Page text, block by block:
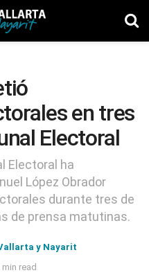
en tres
Electoral
Electoral ha
López Obrador
durante tres de
de prensa matutinas.
y Nayarit
read